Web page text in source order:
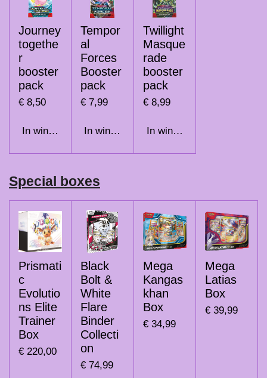
Journey
togethe
r
booster
pack
€ 8,50
In winkelwagen
Tempor
al
Forces
Booster
pack
€ 7,99
In winkelwagen
Twillight
Masque
rade
booster
pack
€ 8,99
In winkelwagen
Special boxes
Prismati
c
Evolutio
ns Elite
Trainer
Box
€ 220,00
Black
Bolt &
White
Flare
Binder
Collecti
on
€ 74,99
Mega
Kangas
khan
Box
€ 34,99
Mega
Latias
Box
€ 39,99